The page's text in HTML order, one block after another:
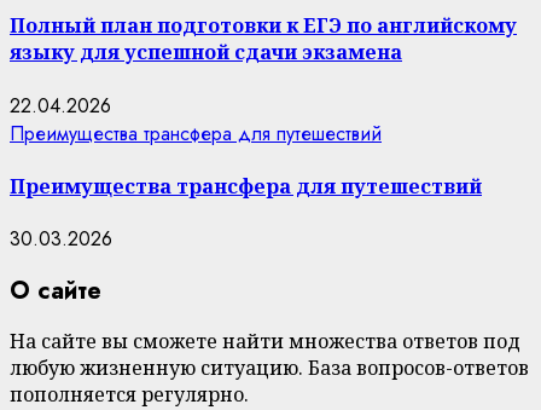
Полный план подготовки к ЕГЭ по английскому
языку для успешной сдачи экзамена
22.04.2026
Преимущества трансфера для путешествий
Преимущества трансфера для путешествий
30.03.2026
О сайте
На сайте вы сможете найти множества ответов под
любую жизненную ситуацию. База вопросов-ответов
пополняется регулярно.